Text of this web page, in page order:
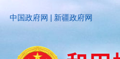
中国政府网
新疆政府网